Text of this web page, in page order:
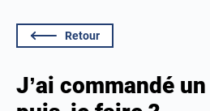
Retour
J’ai commandé